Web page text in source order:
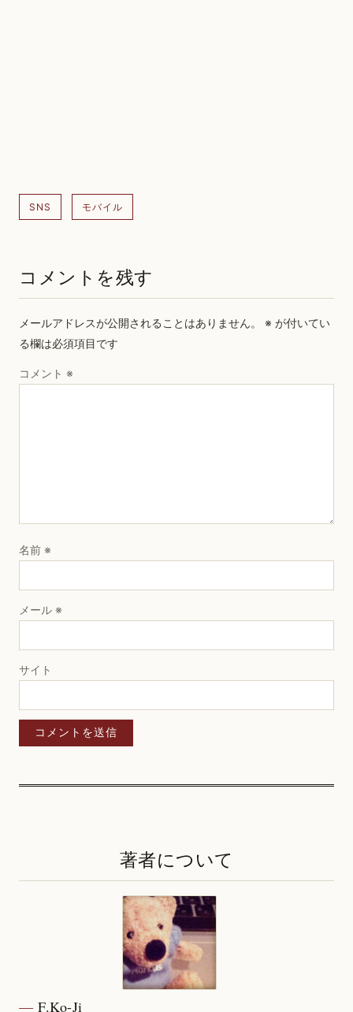
SNS モバイル
コメントを残す
メールアドレスが公開されることはありません。 ※ が付いてい
る欄は必須項目です
コメント ※
名前 ※
メール ※
サイト
著者について
F.Ko-Ji